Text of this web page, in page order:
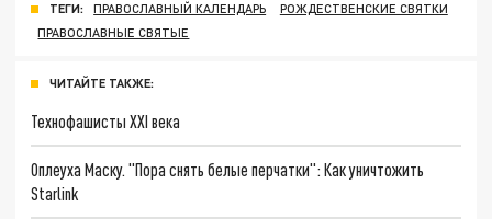
ТЕГИ: ПРАВОСЛАВНЫЙ КАЛЕНДАРЬ
РОЖДЕСТВЕНСКИЕ СВЯТКИ
ПРАВОСЛАВНЫЕ СВЯТЫЕ
ЧИТАЙТЕ ТАКЖЕ:
Технофашисты XXI века
Оплеуха Маску. "Пора снять белые перчатки": Как уничтожить
Starlink